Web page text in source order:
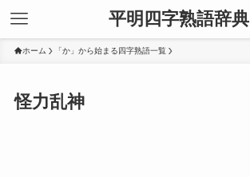
平明四字熟語辞典
ホーム 「か」から始まる四字熟語一覧
怪力乱神